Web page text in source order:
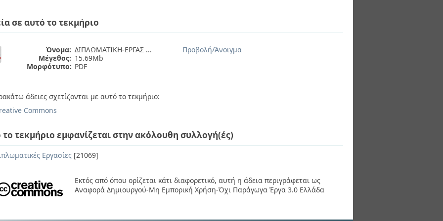
σε αυτό το τεκμήριο
Όνομα: ΔΙΠΛΩΜΑΤΙΚΗ-ΕΡΓΑΣ ...
Μέγεθος: 15.69Mb
Μορφότυπο: PDF
Προβολή/Άνοιγμα
άδειες σχετίζονται με αυτό το τεκμήριο:
Commons
το τεκμήριο εμφανίζεται στην ακόλουθη συλλογή(ές)
Εργασίες [21069]
Εκτός από όπου ορίζεται κάτι διαφορετικό, αυτή η άδεια περιγράφεται ως
Αναφορά Δημιουργού-Μη Εμπορική Χρήση-Όχι Παράγωγα Έργα 3.0 Ελλάδα